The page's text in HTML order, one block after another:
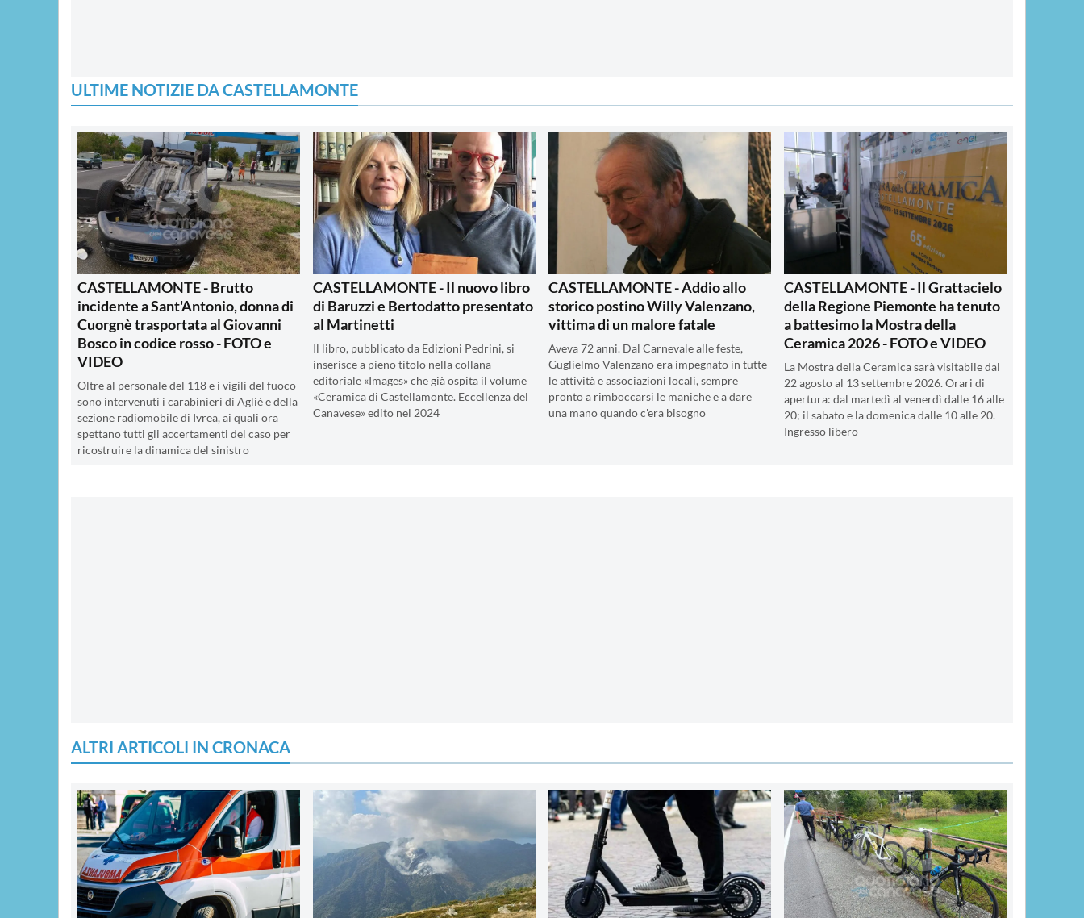
ULTIME NOTIZIE DA CASTELLAMONTE
CASTELLAMONTE - Brutto
incidente a Sant'Antonio, donna di
Cuorgnè trasportata al Giovanni
Bosco in codice rosso - FOTO e
VIDEO
Oltre al personale del 118 e i vigili del fuoco
sono intervenuti i carabinieri di Agliè e della
sezione radiomobile di Ivrea, ai quali ora
spettano tutti gli accertamenti del caso per
ricostruire la dinamica del sinistro
CASTELLAMONTE - Il nuovo libro
di Baruzzi e Bertodatto presentato
al Martinetti
Il libro, pubblicato da Edizioni Pedrini, si
inserisce a pieno titolo nella collana
editoriale «Images» che già ospita il volume
«Ceramica di Castellamonte. Eccellenza del
Canavese» edito nel 2024
CASTELLAMONTE - Addio allo
storico postino Willy Valenzano,
vittima di un malore fatale
Aveva 72 anni. Dal Carnevale alle feste,
Guglielmo Valenzano era impegnato in tutte
le attività e associazioni locali, sempre
pronto a rimboccarsi le maniche e a dare
una mano quando c'era bisogno
CASTELLAMONTE - Il Grattacielo
della Regione Piemonte ha tenuto
a battesimo la Mostra della
Ceramica 2026 - FOTO e VIDEO
La Mostra della Ceramica sarà visitabile dal
22 agosto al 13 settembre 2026. Orari di
apertura: dal martedì al venerdì dalle 16 alle
20; il sabato e la domenica dalle 10 alle 20.
Ingresso libero
ALTRI ARTICOLI IN CRONACA